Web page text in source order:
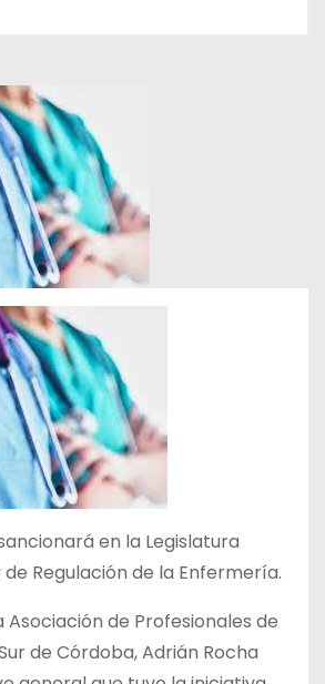
en la Legislatura
Regulación de la Enfermería.
Asociación de Profesionales de
de Córdoba, Adrián Rocha